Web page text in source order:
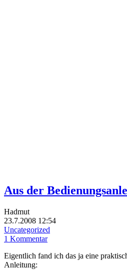
Aus der
Hadmut
23.7.2008 12:54
Uncategorized
1 Kommentar
Eigentlich fand ich das ja eine
Anleitung: